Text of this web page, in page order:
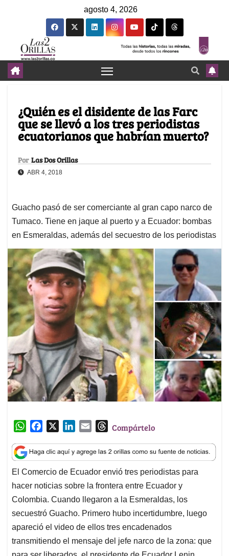
agosto 4, 2026
¿Quién es el disidente de las Farc
que se llevó a los tres periodistas
ecuatorianos que habrían muerto?
Por Las Dos Orillas
ABR 4, 2018
Guacho pasó de ser comerciante al gran capo narco de
Tumaco. Tiene en jaque al puerto y a Ecuador: bombas
en Esmeraldas, además del secuestro de los periodistas
W
a
t
s
A
p
p
c
e
b
o
o
k
n
k
e
d
I
n
a
i
l
T
r
e
a
d
s
Compártelo
El Comercio de Ecuador envió tres periodistas para
hacer noticias sobre la frontera entre Ecuador y
Colombia. Cuando llegaron a la Esmeraldas, los
secuestró Guacho. Primero hubo incertidumbre, luego
apareció el video de ellos tres encadenados
transmitiendo el mensaje del jefe narco de la zona: que